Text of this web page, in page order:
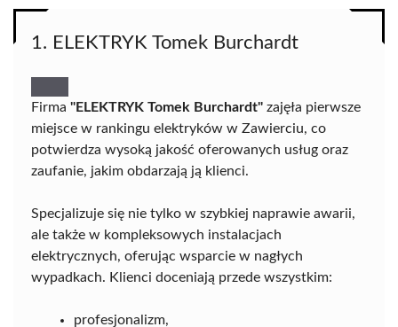
1. ELEKTRYK Tomek Burchardt
Firma "ELEKTRYK Tomek Burchardt" zajęła pierwsze
miejsce w rankingu elektryków w Zawierciu, co
potwierdza wysoką jakość oferowanych usług oraz
zaufanie, jakim obdarzają ją klienci.
Specjalizuje się nie tylko w szybkiej naprawie awarii,
ale także w kompleksowych instalacjach
elektrycznych, oferując wsparcie w nagłych
wypadkach. Klienci doceniają przede wszystkim:
profesjonalizm,